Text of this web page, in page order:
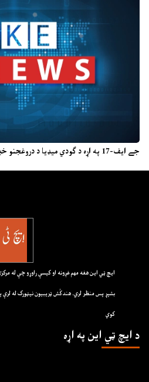
جے ایف-17 په اړه د ګودي میډیا د دروغجنو خبرونو پروپاګنډ ناکام شو
ايچ ټي اين هغه مهم غږونه او کيسې راوړو چې له
بشپړ پس منظر لري. هندکُش ټريبيون نيټورک له لرې
کوي
د ايچ ټي اين په اړه